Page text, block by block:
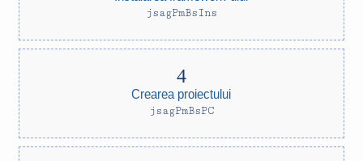
jsagPmBsIns
Crearea proiectului
jsagPmBsPC